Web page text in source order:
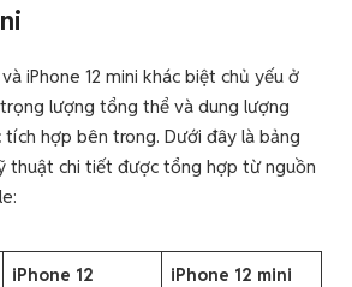
iPhone 12 mini khác biệt chủ yếu ở
lượng tổng thể và dung lượng
hợp bên trong. Dưới đây là bảng
thuật chi tiết được tổng hợp từ nguồn
iPhone 12 iPhone 12 mini